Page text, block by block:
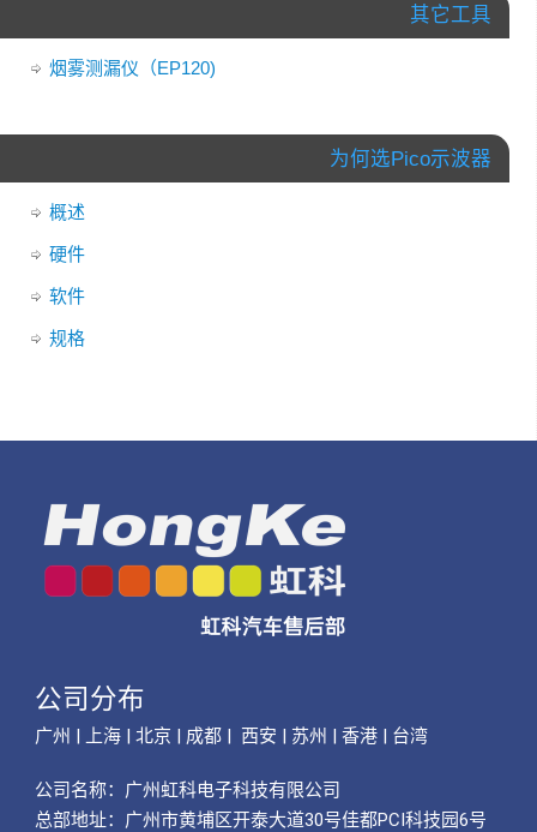
其它工具
烟雾测漏仪（EP120)
为何选Pico示波器
概述
硬件
软件
规格
公司分布
广州 | 上海 | 北京 | 成都 | 西安 | 苏州 | 香港 | 台湾
公司名称： 广州虹科电子科技有限公司
总部地址：广州市黄埔区开泰大道30号佳都PCI科技园6号